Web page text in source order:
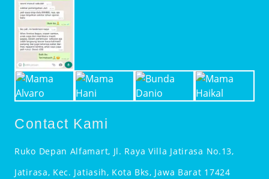
Contact Kami
Ruko Depan Alfamart, Jl. Raya Villa Jatirasa No.13,
Jatirasa, Kec. Jatiasih, Kota Bks, Jawa Barat 17424